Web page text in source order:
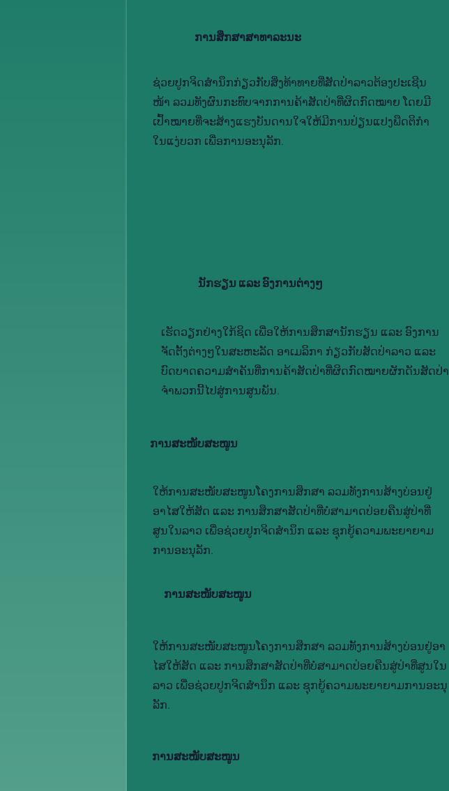
ການ​ສຶກ​ສາ​ສາ​ທາ​ລະ​ນະ
ຊ່ວຍ​ປູກ​ຈິດ​ສຳ​ນຶກ​ກ່ຽວ​ກັບ​ສິ່ງ​ທ້າ​ທາຍ​ທີ່​ສັດ​ປ່າ​ລາວ​ຕ້ອງ​ປະ​ເຊີນ​
ໜ້າ ລວມ​ທັງ​ຜົນ​ກະ​ທົບ​ຈາກ​ການ​ຄ້າ​ສັດ​ປ່າ​ທີ່​ຜິດ​ກົດ​ໝາຍ ໂດຍ​ມີ​
ເປົ້າ​ໝາຍທີ່​ຈະ​ສ້າງ​ແຮງ​ບັນ​ດານ​ໃຈ​ໃຫ້​ມີ​ການ​ປ່ຽນ​ແປງ​ພືດ​ຕິ​ກຳ​
ໃນ​ແງ່ບວກ ເພື່ອ​ການ​ອະ​ນຸ​ລັກ.
ນັກ​ຮຽນ ແລະ ອົງ​ການ​ຕ່າງໆ
ເຮັດ​ວຽກ​ຢ່າງໃກ້​ຊິດ ເພື່ອ​ໃຫ້​ການ​ສຶກ​ສາ​ນັກ​ຮຽນ ແລະ ອົງ​ການ​
ຈັດ​ຕັ້ງ​ຕ່າງໆ​ໃນ​ສະ​ຫະ​ລັດ ອາ​ເມ​ລິ​ກາ ກ່ຽວ​ກັບ​ສັດ​ປ່າ​ລາວ ແລະ
ບົດ​ບາດ​ຄວາມ​ສຳ​ຄັນ​ທີ່​ການ​ຄ້າ​ສັດ​ປ່າ​ທີ່​ຜິດ​ກົດ​ໝາຍ​ຜັກ​ດັນ​ສັດ​ປ່າ​
ຈຳ​ພວກນີ້​ໄປ​ສູ່​ການ​ສູນ​ພັນ.
ການ​ສະ​ໜັບ​ສະ​ໜູນ
ໃຫ້​ການ​ສະ​ໜັບ​ສະ​ໜູນ​ໂຄງ​ການ​ສຶກ​ສາ ລວມ​ທັງ​ການ​ສ້າງ​ບ່ອນ​ຢູ່​
ອາ​ໄສ​ໃຫ້​ສັດ ແລະ ການ​ສຶກ​ສາ​ສັດ​ປ່າ​ທີ່​ບໍ່​ສາ​ມາດ​ປ່ອຍ​ຄືນ​ສູ່​ປ່າ​ທີ່​
ສູນ​ໃນ​ລາວ ເພື່ອ​ຊ່ວຍ​ປູກ​ຈິດ​ສຳ​ນຶກ ແລະ ຊຸກ​ຍູ້​ຄວາມ​ພະ​ຍາ​ຍາມ​
ການ​ອະ​ນຸ​ລັກ.
ການ​ສະ​ໜັບ​ສະ​ໜູນ
ໃຫ້​ການ​ສະ​ໜັບ​ສະ​ໜູນ​ໂຄງ​ການ​ສຶກ​ສາ ລວມ​ທັງ​ການ​ສ້າງ​ບ່ອນ​ຢູ່​ອາ​
ໄສ​ໃຫ້​ສັດ ແລະ ການ​ສຶກ​ສາ​ສັດ​ປ່າ​ທີ່​ບໍ່​ສາ​ມາດ​ປ່ອຍ​ຄືນ​ສູ່​ປ່າ​ທີ່​ສູນ​ໃນ​
ລາວ ເພື່ອ​ຊ່ວຍ​ປູກ​ຈິດ​ສຳ​ນຶກ ແລະ ຊຸກ​ຍູ້​ຄວາມ​ພະ​ຍາ​ຍາມ​ການ​ອະ​ນຸ​
ລັກ.
ການ​ສະ​ໜັບ​ສະ​ໜູນ